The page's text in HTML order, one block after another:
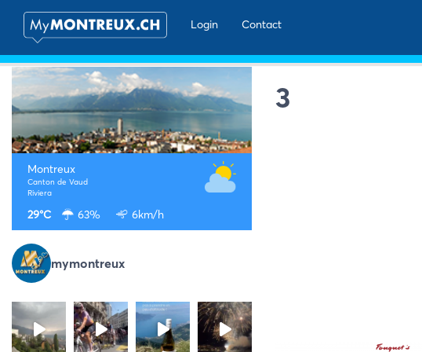
Login
Contact
Montreux
Canton de Vaud
Riviera
29°C 63% 6km/h
mymontreux
3